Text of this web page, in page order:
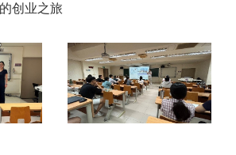
创业之旅